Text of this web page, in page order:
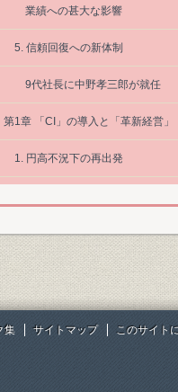
業績への甚大な影響
5. 信頼回復への新体制
9代社長に中野孝三郎が就任
第1章 「CI」の導入と「革新経営」
1. 円高不況下の再出発
「革新経営」と「顧客本位」
1(l)マンパックを400円で発売
3. 「経営の質」を高める
集 サイトマップ このサイト